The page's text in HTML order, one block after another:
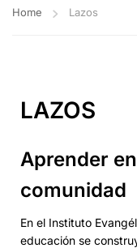
Home Lazos
LAZOS
Aprender
comunidad
En el Instituto
educación se